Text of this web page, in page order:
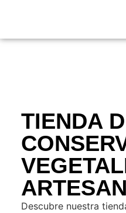
TIENDA
Descubre nuestra